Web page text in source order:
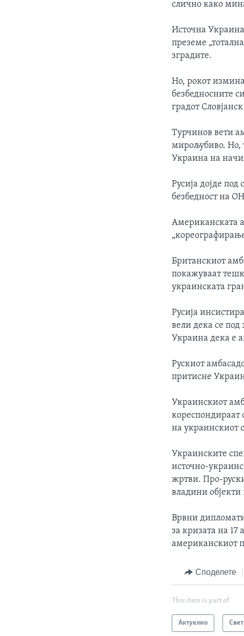
слично како
Источна
преземе
зградите.
Но, рокот
безбедносните
градот
Турчинов вети
мирољубиво. Но,
Украина на
Русија дојде
безбедност на
Американската
Британскиот
покажуваат
украинската
Русија
вели дека се под
Украина дека е
Рускиот
притисне
Украинскиот
кореспондираат
на украинскиот
Украинските
источно-
жртви. Про-
владини
Врвни
за кризата на
американскиот
Споделете
This item is part of
Актуелно Свет